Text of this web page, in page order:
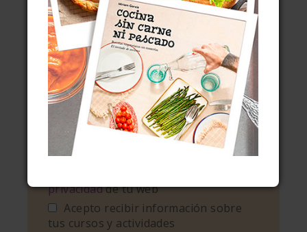
Tu nombre:
Tu correo electrónico:
Consentimientos
privacidadde tu web
Acepto recibir información sobre
tus cursos y actividades